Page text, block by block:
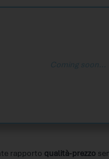
Coming soon...
rapporto qualità-prezzo